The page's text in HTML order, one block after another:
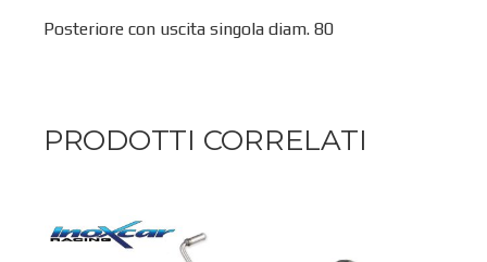
Posteriore con uscita singola diam. 80
PRODOTTI CORRELATI